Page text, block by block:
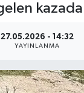
27.05.2026 - 14:32
YAYINLANMA